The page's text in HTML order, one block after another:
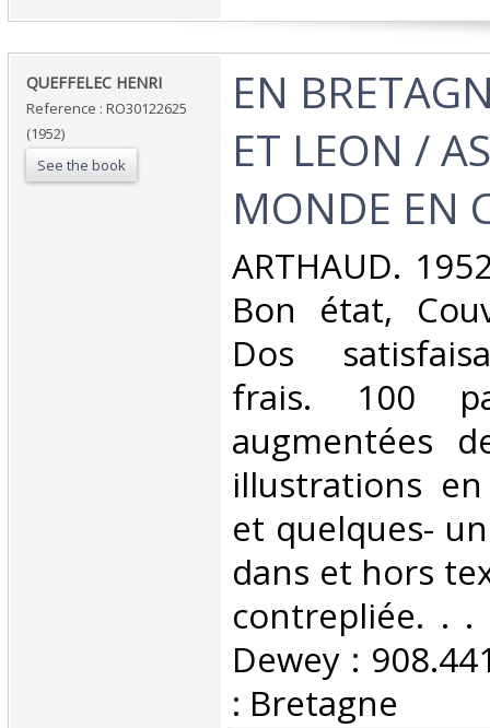
‎QUEFFELEC HENRI‎
Reference : RO30122625
(1952)
See the book
‎EN
ET LEON /
MONDE EN
‎ARTHAUD.
Bon état,
Dos
frais. 100
augmentées
illustrations
et quelques-
dans et hors
contrepliée. . .
Dewey :
: Bretagne‎